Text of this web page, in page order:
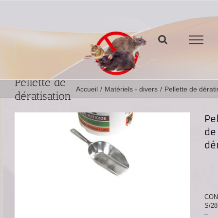
Pellette de
dératisation
Accueil / Matériels - divers / Pellette de
de
S/
–